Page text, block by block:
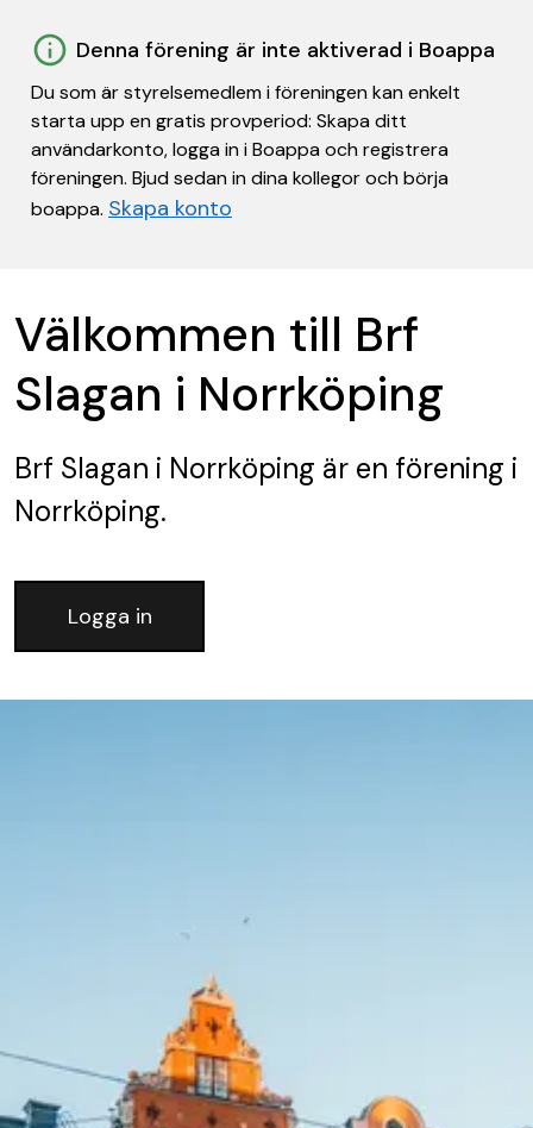
Denna förening är inte aktiverad i Boappa
Du som är styrelsemedlem i föreningen kan enkelt
starta upp en gratis provperiod: Skapa ditt
användarkonto, logga in i Boappa och registrera
föreningen. Bjud sedan in dina kollegor och börja
boappa. Skapa konto
Välkommen till Brf
Slagan i Norrköping
Brf Slagan i Norrköping är en förening i
Norrköping.
Logga in